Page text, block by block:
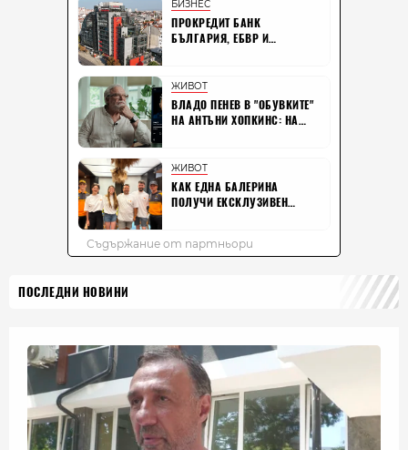
ПОСЛЕДНИ НОВИНИ